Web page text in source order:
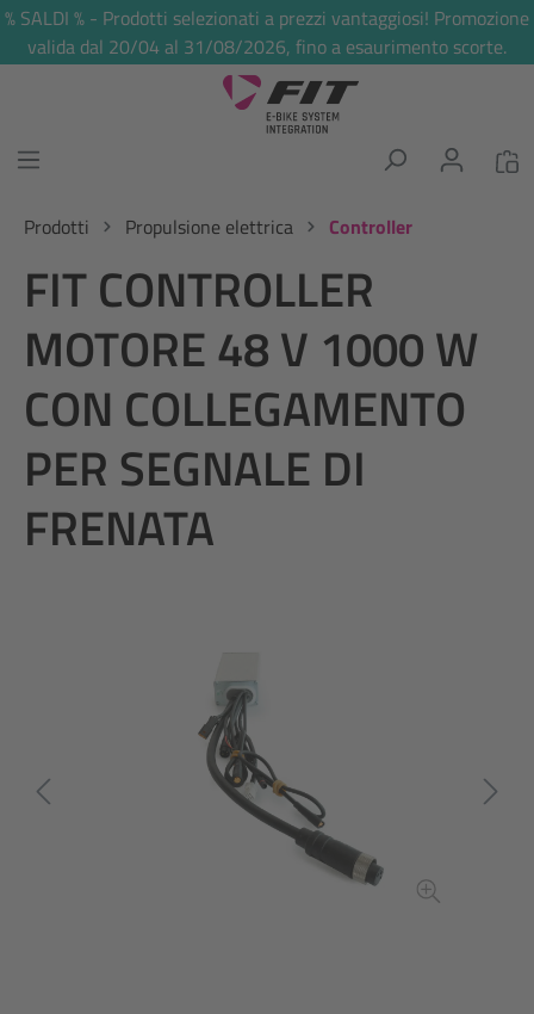
principale
% SALDI % - Prodotti selezionati a prezzi vantaggiosi! Promozione
valida dal 20/04 al 31/08/2026, fino a esaurimento scorte.
Prodotti Propulsione elettrica Controller
FIT CONTROLLER
MOTORE 48 V 1000 W
CON COLLEGAMENTO
PER SEGNALE DI
FRENATA